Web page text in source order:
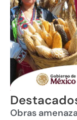
Obras